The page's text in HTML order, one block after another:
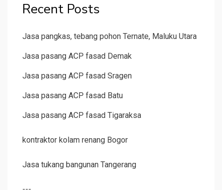
Recent Posts
Jasa pangkas, tebang pohon Ternate, Maluku Utara
Jasa pasang ACP fasad Demak
Jasa pasang ACP fasad Sragen
Jasa pasang ACP fasad Batu
Jasa pasang ACP fasad Tigaraksa
kontraktor kolam renang Bogor
Jasa tukang bangunan Tangerang